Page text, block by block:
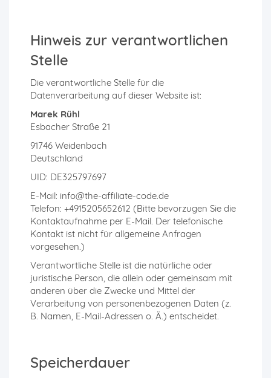
Hinweis zur verantwortlichen
Stelle
Die verantwortliche Stelle für die
Datenverarbeitung auf dieser Website ist:
Marek Rühl
Esbacher Straße 21
91746 Weidenbach
Deutschland
UID: DE325797697
E-Mail: info@the-affiliate-code.de
Telefon: +4915205652612 (Bitte bevorzugen Sie die
Kontaktaufnahme per E-Mail. Der telefonische
Kontakt ist nicht für allgemeine Anfragen
vorgesehen.)
Verantwortliche Stelle ist die natürliche oder
juristische Person, die allein oder gemeinsam mit
anderen über die Zwecke und Mittel der
Verarbeitung von personenbezogenen Daten (z.
B. Namen, E-Mail-Adressen o. Ä.) entscheidet.
Speicherdauer